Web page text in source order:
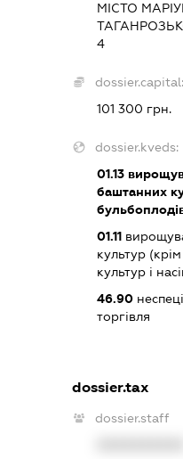
МІСТО
4
dossier.capital:
101 300 грн.
dossier.kveds:
01.13
баштанних
01.11
культур
культур і
46.90
торгівля
dossier.tax
dossier.staff